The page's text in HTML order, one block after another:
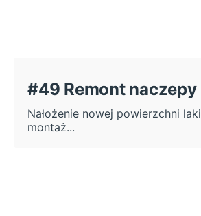
#49 Remont naczepy
Nałożenie nowej powierzchni
montaż...